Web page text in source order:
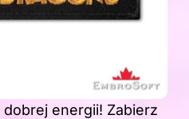
energii! Zabierz